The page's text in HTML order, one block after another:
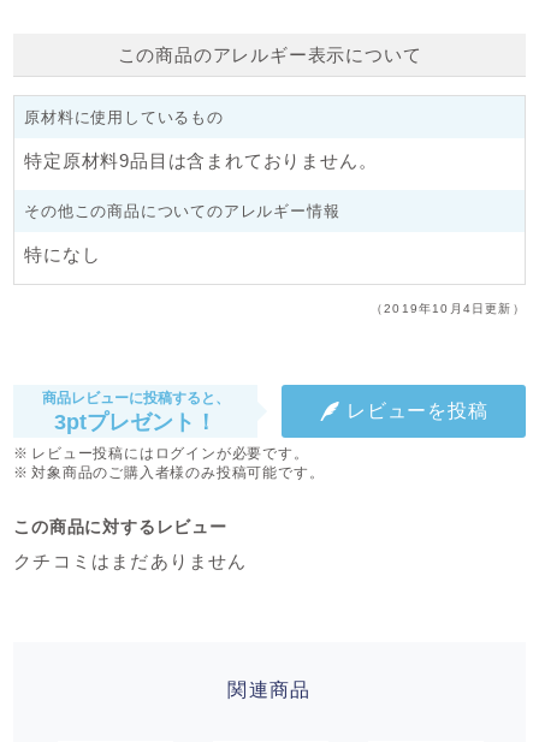
この商品のアレルギー表示について
原材料に使用しているもの
特定原材料9品目は含まれておりません。
その他この商品についてのアレルギー情報
特になし
（2019年10月4日更新）
この商品に対するレビュー
クチコミはまだありません
商品レビューに投稿すると、
3ptプレゼント！ レビューを投稿
レビュー投稿にはログインが必要です。
対象商品のご購入者様のみ投稿可能です。
関連商品